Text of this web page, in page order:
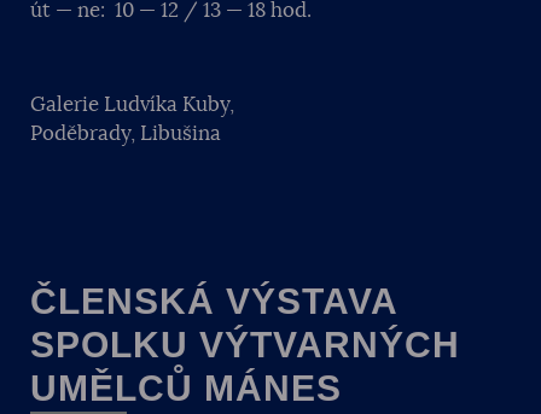
út — ne: 10 — 12 / 13 — 18 hod.
Galerie Ludvíka Kuby,
Poděbrady, Libušina
ČLENSKÁ VÝSTAVA
SPOLKU VÝTVARNÝCH
UMĚLCŮ MÁNES